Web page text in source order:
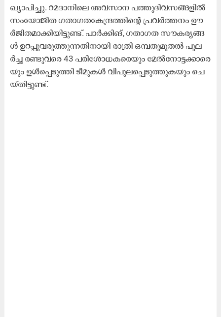
ഖ്യാ​പി​ച്ചു. റ​മ​ദാ​നി​ലെ അ​വ​സാ​ന പ​ത്തു​ദി​വ​സ​ങ്ങ​ളി​ല്‍
സം​യോ​ജി​ത ഗ​താ​ഗ​ത​കേ​ന്ദ്ര​ത്തി​ന്‍റെ പ്ര​വ​ര്‍ത്ത​നം ഊ​
ര്‍ജി​ത​മാ​ക്കി​യി​ട്ടു​ണ്ട്. പാ​ര്‍ക്കി​ങ്, ഗ​താ​ഗ​ത സൗ​ക​ര്യ​ങ്ങ​
ള്‍ ഉ​റ​പ്പു​വ​രു​ത്തു​ന്ന​തി​നാ​യി രാ​ത്രി ഒ​മ്പ​തു​മു​ത​ല്‍ പു​ല​
ര്‍ച്ച ര​ണ്ടു​വ​രെ 43 പ​രി​ശോ​ധ​ക​രെ​യും മേ​ല്‍നോ​ട്ട​ക്കാ​രെ​
യും ഉ​ള്‍പ്പെ​ടു​ത്തി ടീ​മു​ക​ള്‍ വി​പു​ല​പ്പെ​ടു​ത്തു​ക​യും ചെ​
യ്തി​ട്ടു​ണ്ട്.